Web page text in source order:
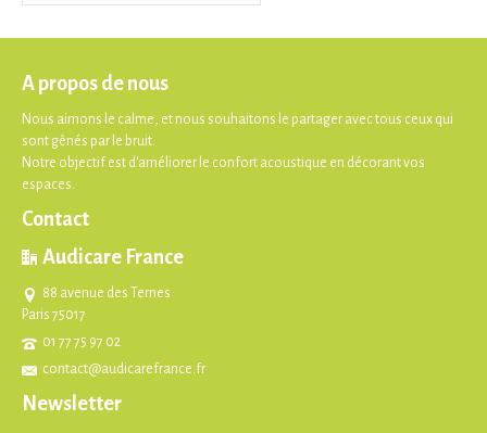
A propos de nous
Nous aimons le calme, et nous souhaitons le partager avec tous ceux qui
sont gênés par le bruit.
Notre objectif est d'améliorer le confort acoustique en décorant vos
espaces.
Contact
Audicare France
88 avenue des Ternes
Paris 75017
01 77 75 97 02
contact@audicarefrance.fr
Newsletter